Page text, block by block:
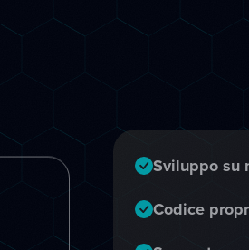
Sviluppo su
Codice